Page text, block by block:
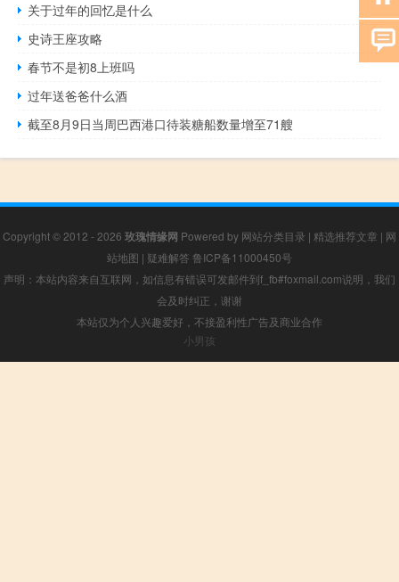
关于过年的回忆是什么
史诗王座攻略
春节不是初8上班吗
过年送爸爸什么酒
截至8月9日当周巴西港口待装糖船数量增至71艘
Copyright © 2012 - 2026 玫瑰情缘网 Powered by 网站分类目录 | 精选推荐文章 | 网
站地图 | 疑难解答 鲁ICP备11000450号
声明：本站内容来自互联网，如信息有错误可发邮件到f_fb#foxmail.com说明，我们
会及时纠正，谢谢
本站仅为个人兴趣爱好，不接盈利性广告及商业合作
小男孩